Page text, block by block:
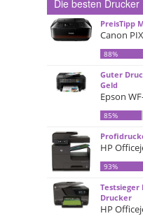
Die besten Drucker
PreisTipp
Canon
88%
Guter
Geld
Epson
85%
HP
93%
Testsieger
Drucker
HP